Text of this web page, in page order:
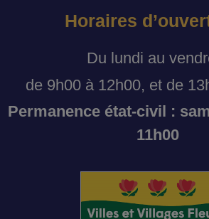
Horaires
Du lundi au
de 9h00 à 12h00, et de
Permanence état-civil :
11h00